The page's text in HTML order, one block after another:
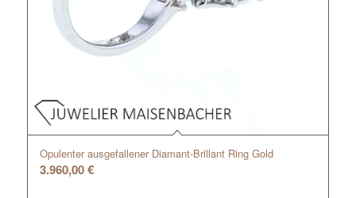
Opulenter ausgefallener Diamant-Brillant Ring Gold
3.960,00€